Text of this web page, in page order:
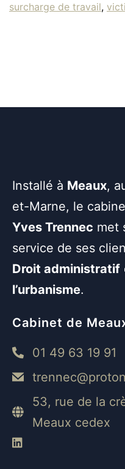
surcharge de travail,
Installé à Meaux,
et-Marne, le
Yves Trennec met
service de ses
Droit administratif
l’urbanisme.
Cabinet de
01 49 63 19 91
53, rue de la
Meaux cedex